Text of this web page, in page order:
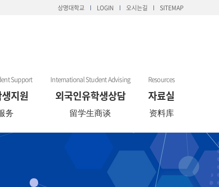
상명대학교 LOGIN 오시는길 SITEMAP
Support
지원
务
International Student Advising
외국인유학생상담
留学生商谈
Resources
자료실
资料库